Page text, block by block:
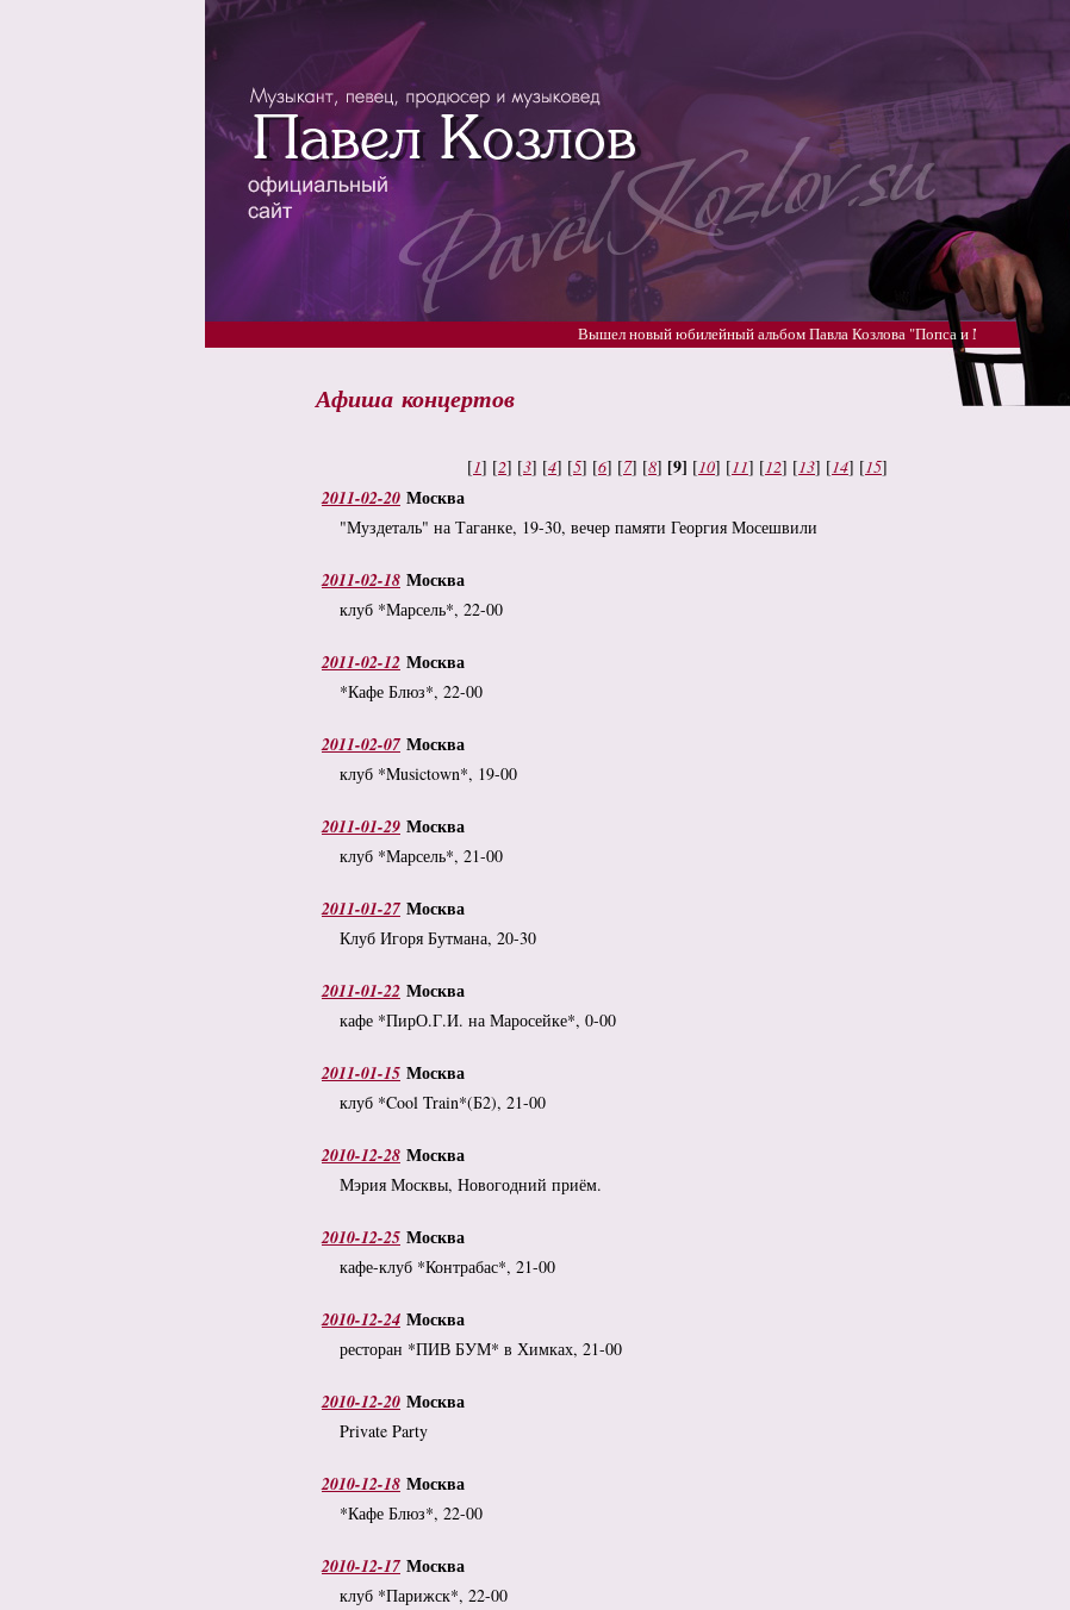
Вышел новый юбилейный альбом Павла Козлова "Попса и Музыка" 5 частей!
Афиша концертов
[1] [2] [3] [4] [5] [6] [7] [8] [9] [10] [11] [12] [13] [14] [15]
2011-02-20 Москва
"Муздеталь" на Таганке, 19-30, вечер памяти Георгия Мосешвили
2011-02-18 Москва
клуб *Марсель*, 22-00
2011-02-12 Москва
*Кафе Блюз*, 22-00
2011-02-07 Москва
клуб *Musictown*, 19-00
2011-01-29 Москва
клуб *Марсель*, 21-00
2011-01-27 Москва
Клуб Игоря Бутмана, 20-30
2011-01-22 Москва
кафе *ПирО.Г.И. на Маросейке*, 0-00
2011-01-15 Москва
клуб *Cool Train*(Б2), 21-00
2010-12-28 Москва
Мэрия Москвы, Новогодний приём.
2010-12-25 Москва
кафе-клуб *Контрабас*, 21-00
2010-12-24 Москва
ресторан *ПИВ БУМ* в Химках, 21-00
2010-12-20 Москва
Private Party
2010-12-18 Москва
*Кафе Блюз*, 22-00
2010-12-17 Москва
клуб *Парижск*, 22-00